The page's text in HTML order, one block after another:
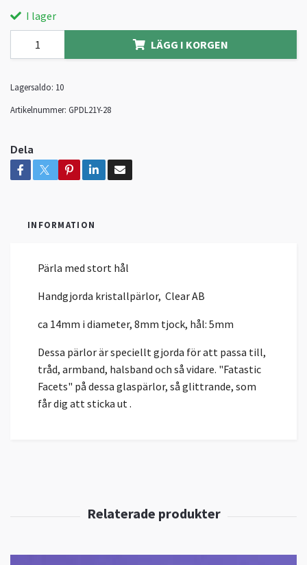
I lager
LÄGG I KORGEN
Lagersaldo: 10
Artikelnummer: GPDL21Y-28
Dela
INFORMATION
Pärla med stort hål
Handgjorda kristallpärlor, Clear AB
ca 14mm i diameter, 8mm tjock, hål: 5mm
Dessa pärlor är speciellt gjorda för att passa till,
tråd, armband, halsband och så vidare. "Fatastic
Facets" på dessa glaspärlor, så glittrande, som
får dig att sticka ut .